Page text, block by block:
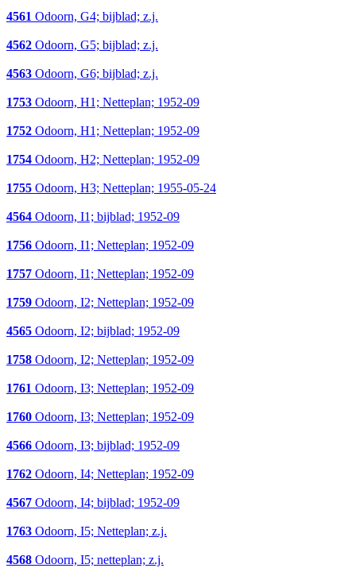
4561 Odoorn, G4; bijblad; z.j.
4562 Odoorn, G5; bijblad; z.j.
4563 Odoorn, G6; bijblad; z.j.
1753 Odoorn, H1; Netteplan; 1952-09
1752 Odoorn, H1; Netteplan; 1952-09
1754 Odoorn, H2; Netteplan; 1952-09
1755 Odoorn, H3; Netteplan; 1955-05-24
4564 Odoorn, I1; bijblad; 1952-09
1756 Odoorn, I1; Netteplan; 1952-09
1757 Odoorn, I1; Netteplan; 1952-09
1759 Odoorn, I2; Netteplan; 1952-09
4565 Odoorn, I2; bijblad; 1952-09
1758 Odoorn, I2; Netteplan; 1952-09
1761 Odoorn, I3; Netteplan; 1952-09
1760 Odoorn, I3; Netteplan; 1952-09
4566 Odoorn, I3; bijblad; 1952-09
1762 Odoorn, I4; Netteplan; 1952-09
4567 Odoorn, I4; bijblad; 1952-09
1763 Odoorn, I5; Netteplan; z.j.
4568 Odoorn, I5; netteplan; z.j.